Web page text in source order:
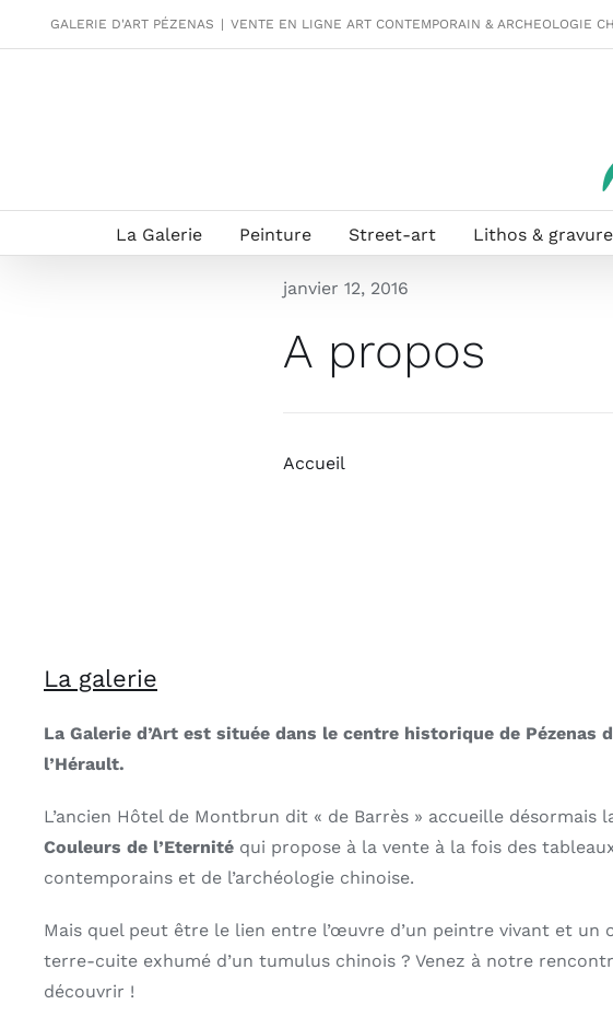
au
GALERIE D'ART PÉZENAS | VENTE EN LIGNE ART CONTEMPORAIN & ARCHEOLOGIE
La Galerie Peinture Street-art Lithos &
janvier 12, 2016
A propos
Accueil
La galerie
La Galerie d’Art est située dans le centre historique de Pézenas
l’Hérault.
L’ancien Hôtel de Montbrun dit « de Barrès » accueille désormais
Couleurs de l’Eternité qui propose à la vente à la fois des
contemporains et de l’archéologie chinoise.
Mais quel peut être le lien entre l’œuvre d’un peintre vivant et un
terre-cuite exhumé d’un tumulus chinois ? Venez à notre
découvrir !